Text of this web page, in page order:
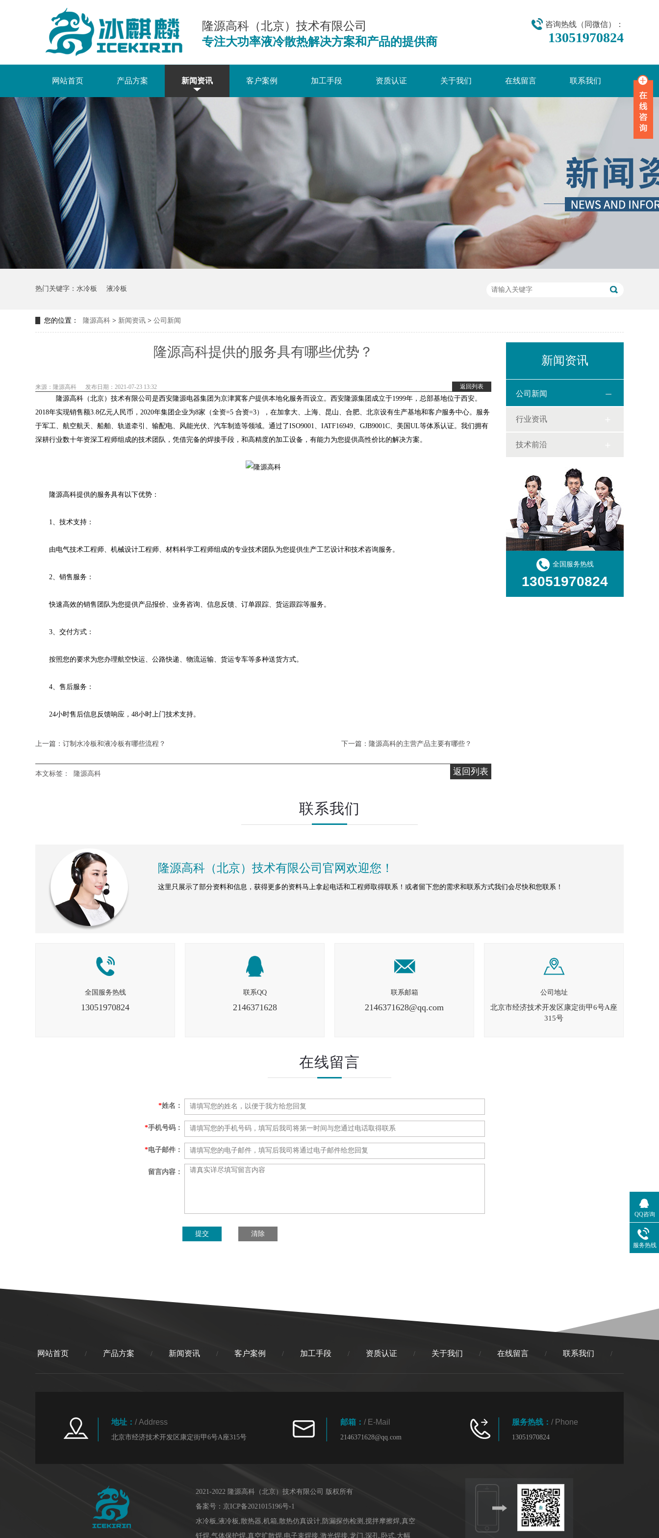
咨询热线（同微信）：
13051970824
隆源高科（北京）技术有限公司
专注大功率液冷散热解决方案和产品的提供商
网站首页 产品方案 新闻资讯 客户案例 加工手段 资质认证 关于我们 在线留言 联系我们
热门关键字： 水冷板 液冷板
您的位置： 隆源高科 > 新闻资讯 > 公司新闻
隆源高科提供的服务具有哪些优势？
返回列表
来源：隆源高科 发布日期：2021-07-23 13:32
隆源高科（北京）技术有限公司是西安隆源电器集团为京津冀客户提供本地化服务而设立。西安隆源集团成立于1999年，总部基地位于西安。
2018年实现销售额3.8亿元人民币，2020年集团企业为8家（全资=5 合资=3），在加拿大、上海、昆山、合肥、北京设有生产基地和客户服务中心。服务
于军工、航空航天、船舶、轨道牵引、输配电、风能光伏、汽车制造等领域。通过了ISO9001、IATF16949、GJB9001C、美国UL等体系认证。我们拥有
深耕行业数十年资深工程师组成的技术团队，凭借完备的焊接手段，和高精度的加工设备，有能力为您提供高性价比的解决方案。
隆源高科提供的服务具有以下优势：
1、技术支持：
由电气技术工程师、机械设计工程师、材料科学工程师组成的专业技术团队为您提供生产工艺设计和技术咨询服务。
2、销售服务：
快速高效的销售团队为您提供产品报价、业务咨询、信息反馈、订单跟踪、货运跟踪等服务。
3、交付方式：
按照您的要求为您办理航空快运、公路快递、物流运输、货运专车等多种送货方式。
4、售后服务：
24小时售后信息反馈响应，48小时上门技术支持。
上一篇：订制水冷板和液冷板有哪些流程？ 下一篇：隆源高科的主营产品主要有哪些？
返回列表
本文标签： 隆源高科
联系我们
隆源高科（北京）技术有限公司官网欢迎您！
这里只展示了部分资料和信息，获得更多的资料马上拿起电话和工程师取得联系！或者留下您的需求和联系方式我们会尽快和您联系！
全国服务热线
13051970824
联系QQ
2146371628
联系邮箱
2146371628@qq.com
公司地址
北京市经济技术开发区康定街甲6号A座
315号
在线留言
*姓名：
*手机号码：
*电子邮件：
留言内容：
新闻资讯
公司新闻
行业资讯
技术前沿
全国服务热线
13051970824
网站首页 / 产品方案 / 新闻资讯 / 客户案例 / 加工手段 / 资质认证 / 关于我们 / 在线留言 / 联系我们 /
地址： / Address
北京市经济技术开发区康定街甲6号A座315号
邮箱： / E-Mail
2146371628@qq.com
服务热线： / Phone
13051970824
2021-2022 隆源高科（北京）技术有限公司 版权所有
备案号： 京ICP备2021015196号-1
水冷板,液冷板,散热器,机箱,散热仿真设计,防漏探伤检测,搅拌摩擦焊,真空
钎焊,气体保护焊,真空扩散焊,电子束焊接,激光焊接,龙门,深孔,卧式,大幅
QQ咨询
服务热线